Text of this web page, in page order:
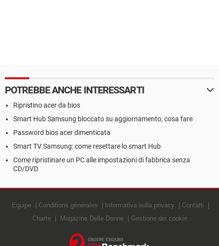
POTREBBE ANCHE INTERESSARTI
Ripristino acer da bios
Smart Hub Samsung bloccato su aggiornamento, cosa fare
Password bios acer dimenticata
Smart TV Samsung: come resettare lo smart Hub
Come ripristinare un PC alle impostazioni di fabbrica senza
CD/DVD
Equipe Conditions générales Informativa sulla privacy
Contatti
Charte
Magazine Delle Donne Gestione dei cookie